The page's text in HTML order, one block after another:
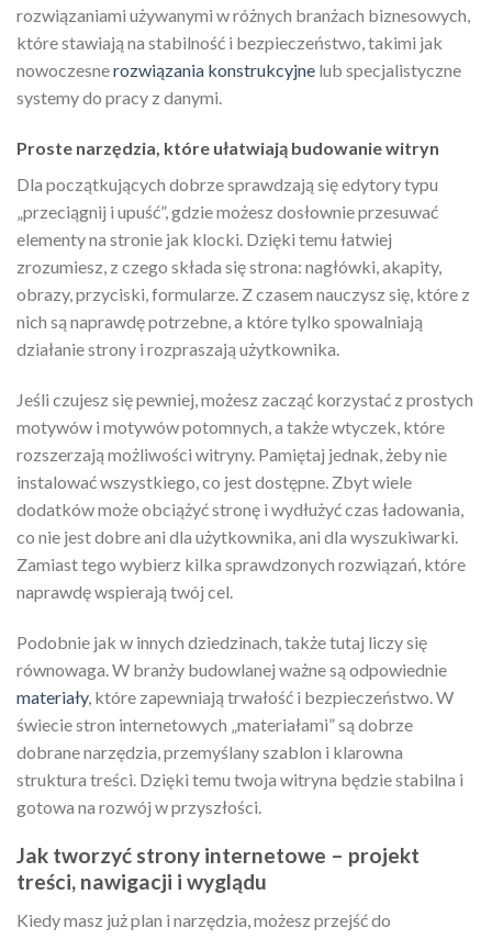
rozwiązaniami używanymi w różnych branżach biznesowych,
które stawiają na stabilność i bezpieczeństwo, takimi jak
nowoczesnerozwiązania konstrukcyjne lub specjalistyczne
systemy do pracy z danymi.
Proste narzędzia, które ułatwiają budowanie witryn
Dla początkujących dobrze sprawdzają się edytory typu
„przeciągnij i upuść”, gdzie możesz dosłownie przesuwać
elementy na stronie jak klocki. Dzięki temu łatwiej
zrozumiesz, z czego składa się strona: nagłówki, akapity,
obrazy, przyciski, formularze. Z czasem nauczysz się, które z
nich są naprawdę potrzebne, a które tylko spowalniają
działanie strony i rozpraszają użytkownika.
Jeśli czujesz się pewniej, możesz zacząć korzystać z prostych
motywów i motywów potomnych, a także wtyczek, które
rozszerzają możliwości witryny. Pamiętaj jednak, żeby nie
instalować wszystkiego, co jest dostępne. Zbyt wiele
dodatków może obciążyć stronę i wydłużyć czas ładowania,
co nie jest dobre ani dla użytkownika, ani dla wyszukiwarki.
Zamiast tego wybierz kilka sprawdzonych rozwiązań, które
naprawdę wspierają twój cel.
Podobnie jak w innych dziedzinach, także tutaj liczy się
równowaga. W branży budowlanej ważne są odpowiednie
materiały, które zapewniają trwałość i bezpieczeństwo. W
świecie stron internetowych „materiałami” są dobrze
dobrane narzędzia, przemyślany szablon i klarowna
struktura treści. Dzięki temu twoja witryna będzie stabilna i
gotowa na rozwój w przyszłości.
Jak tworzyć strony internetowe – projekt
treści, nawigacji i wyglądu
Kiedy masz już plan i narzędzia, możesz przejść do